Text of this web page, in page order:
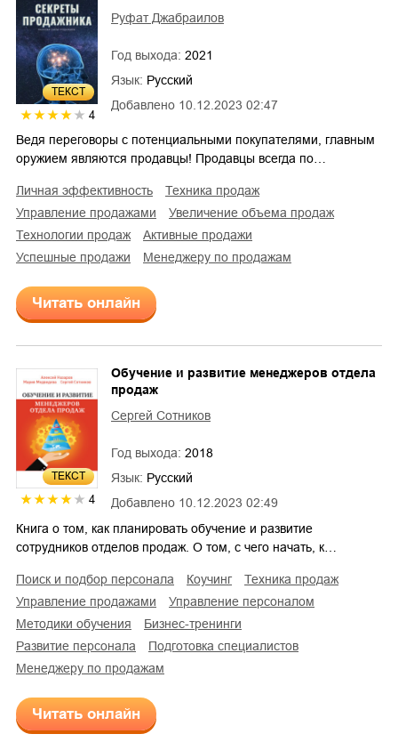
ТЕКСТ
4
Добавлено 10.12.2023 02:47
Руфат Джабраилов
Год выхода: 2021
Язык: Русский
Ведя переговоры с потенциальными покупателями, главным
оружием являются продавцы! Продавцы всегда по…
личная эффективность
техника продаж
управление продажами
увеличение объема продаж
технологии продаж
активные продажи
успешные продажи
менеджеру по продажам
Читать онлайн
ТЕКСТ
4 Добавлено 10.12.2023 02:49
Обучение и развитие менеджеров отдела
продаж
Сергей Сотников
Год выхода: 2018
Язык: Русский
Книга о том, как планировать обучение и развитие
сотрудников отделов продаж. О том, с чего начать, к…
поиск и подбор персонала коучинг
техника продаж
управление продажами
управление персоналом
методики обучения
бизнес-тренинги
развитие персонала
подготовка специалистов
менеджеру по продажам
Читать онлайн